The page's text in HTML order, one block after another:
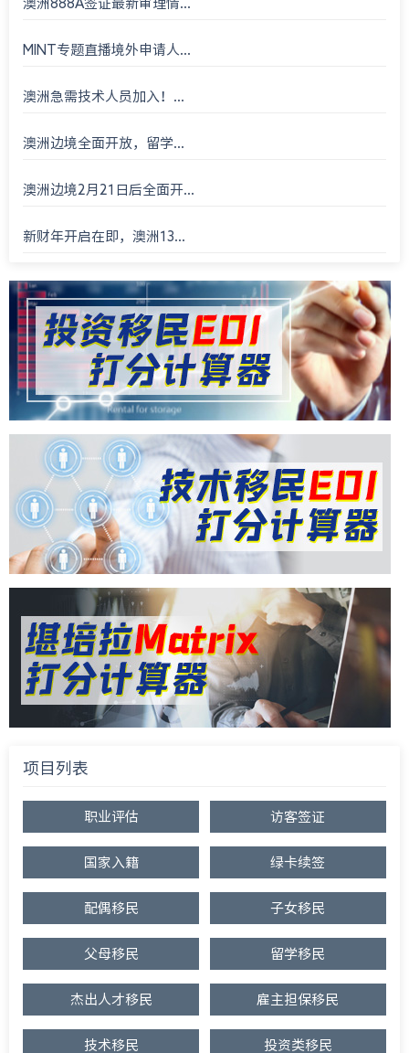
澳洲888A签证最新审理情...
MINT专题直播境外申请人...
澳洲急需技术人员加入！...
澳洲边境全面开放，留学...
澳洲边境2月21日后全面开...
新财年开启在即，澳洲13...
项目列表
职业评估 访客签证
国家入籍 绿卡续签
配偶移民 子女移民
父母移民 留学移民
杰出人才移民 雇主担保移民
技术移民 投资类移民